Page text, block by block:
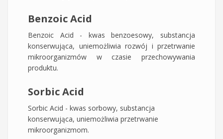
Benzoic Acid
Benzoic Acid - kwas benzoesowy, substancja
konserwująca, uniemożliwia rozwój i przetrwanie
mikroorganizmów w czasie przechowywania
produktu.
Sorbic Acid
Sorbic Acid - kwas sorbowy, substancja
konserwująca, uniemożliwia przetrwanie
mikroorganizmom.